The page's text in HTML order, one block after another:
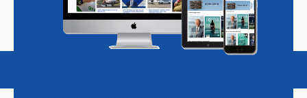
Magazine Podcasts Vacatures